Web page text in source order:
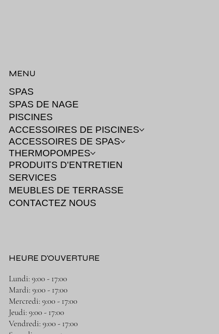
MENU
SPAS
SPAS DE NAGE
PISCINES
ACCESSOIRES DE PISCINES
ACCESSOIRES DE SPAS
THERMOPOMPES
PRODUITS D'ENTRETIEN
SERVICES
MEUBLES DE TERRASSE
CONTACTEZ NOUS
HEURE D'OUVERTURE
Lundi: 9:00 - 17:00
Mardi: 9:00 - 17:00
Mercredi: 9:00 - 17:00
Jeudi: 9:00 - 17:00
Vendredi: 9:00 - 17:00